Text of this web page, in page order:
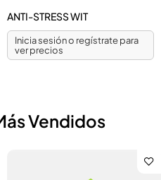
ANTI-STRESS WIT
Inicia sesión o regístrate para
ver precios
Vendidos